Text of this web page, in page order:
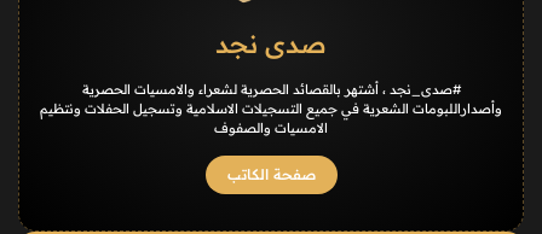
صدى نجد
#صدى_نجد ، أشتهر بالقصائد الحصرية لشعراء والامسيات الحصرية
وأصداراللبومات الشعرية في جميع التسجيلات الاسلامية وتسجيل الحفلات ونتظيم
الامسيات والصفوف
صفحة الكاتب